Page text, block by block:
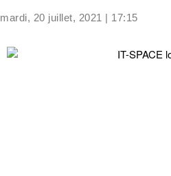
mardi, 20 juillet, 2021 | 17:15